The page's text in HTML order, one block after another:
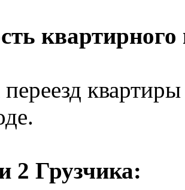
квартирного
2 Грузчика: